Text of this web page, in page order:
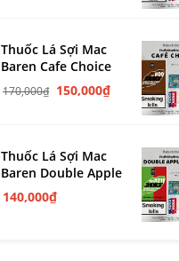
Thuốc Lá Sợi Mac
Baren Cafe Choice
170,000₫ 150,000₫
Thuốc Lá Sợi Mac
Baren Double Apple
140,000₫